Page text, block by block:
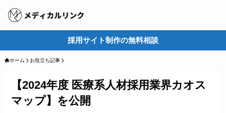
採用サイト制作の無料相談
ホーム お役立ち記事
【2024年度 医療系人材採用業界カオス
マップ】を公開